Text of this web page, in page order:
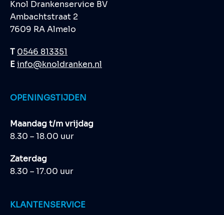
Knol Drankenservice BV
Ambachtstraat 2
7609 RA Almelo
T 0546 813351
Einfo@knoldranken.nl
OPENINGSTIJDEN
Maandag t/m vrijdag
8.30 – 18.00 uur
Zaterdag
8.30 – 17.00 uur
KLANTENSERVICE